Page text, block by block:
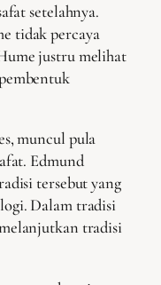
setelahnya.
tidak percaya
justru melihat
muncul pula
Edmund
tersebut yang
Dalam tradisi
tradisi